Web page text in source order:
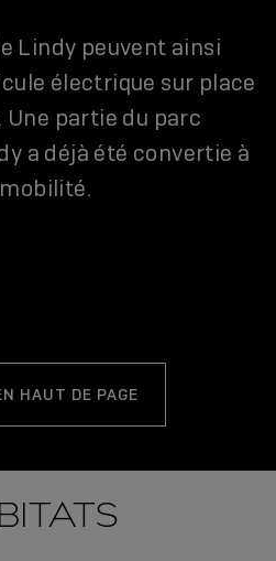
Lindy peuvent ainsi
électrique sur place
Une partie du parc
a déjà été convertie à
mobilité.
HAUT DE PAGE